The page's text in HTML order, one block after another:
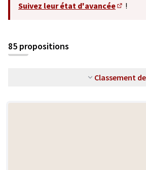
Suivez leur état d'avancée
!
85 propositions
Classement